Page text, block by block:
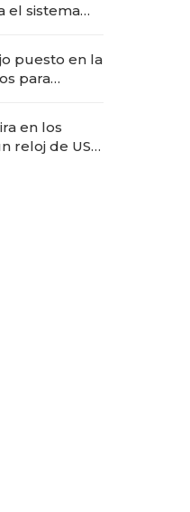
el sistema
puesto en la
para
en los
reloj de US$